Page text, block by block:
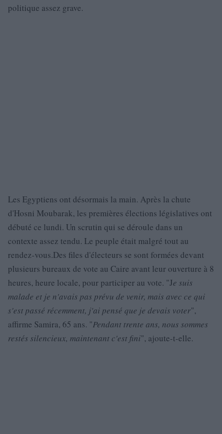
politique assez grave.
Les Egyptiens ont désormais la main. Après la chute
d'Hosni Moubarak, les premières élections législatives ont
débuté ce lundi. Un scrutin qui se déroule dans un
contexte assez tendu. Le peuple était malgré tout au
rendez-vous.Des files d'électeurs se sont formées devant
plusieurs bureaux de vote au Caire avant leur ouverture à 8
heures, heure locale, pour participer au vote. "Je suis
malade et je n'avais pas prévu de venir, mais avec ce qui
s'est passé récemment, j'ai pensé que je devais voter",
affirme Samira, 65 ans. "Pendant trente ans, nous sommes
restés silencieux, maintenant c'est fini", ajoute-t-elle.